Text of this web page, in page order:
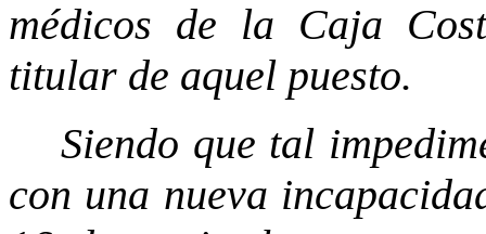
médicos de la Caja
titular de aquel puesto.
Siendo que tal
con una nueva